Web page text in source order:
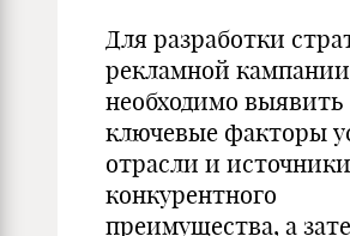
Для разработки
рекламной кампании
необходимо выявить
ключевые факторы
отрасли и источники
конкурентного
преимущества, а